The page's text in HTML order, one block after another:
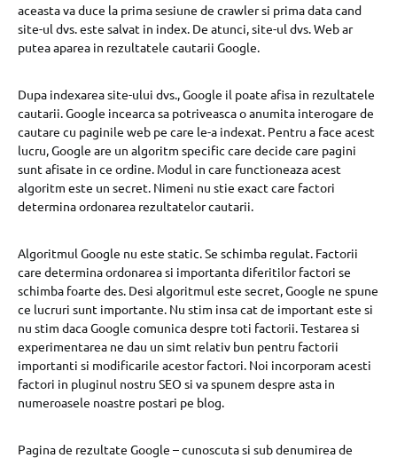
aceasta va duce la prima sesiune de crawler si prima data cand
site-ul dvs. este salvat in index. De atunci, site-ul dvs. Web ar
putea aparea in rezultatele cautarii Google.
Dupa indexarea site-ului dvs., Google il poate afisa in rezultatele
cautarii. Google incearca sa potriveasca o anumita interogare de
cautare cu paginile web pe care le-a indexat. Pentru a face acest
lucru, Google are un algoritm specific care decide care pagini
sunt afisate in ce ordine. Modul in care functioneaza acest
algoritm este un secret. Nimeni nu stie exact care factori
determina ordonarea rezultatelor cautarii.
Algoritmul Google nu este static. Se schimba regulat. Factorii
care determina ordonarea si importanta diferitilor factori se
schimba foarte des. Desi algoritmul este secret, Google ne spune
ce lucruri sunt importante. Nu stim insa cat de important este si
nu stim daca Google comunica despre toti factorii. Testarea si
experimentarea ne dau un simt relativ bun pentru factorii
importanti si modificarile acestor factori. Noi incorporam acesti
factori in pluginul nostru SEO si va spunem despre asta in
numeroasele noastre postari pe blog.
Pagina de rezultate Google – cunoscuta si sub denumirea de